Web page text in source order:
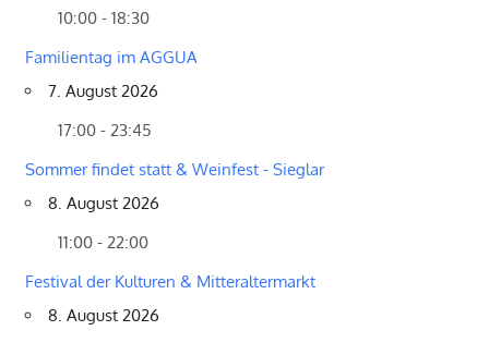
10:00 - 18:30
Familientag im AGGUA
7. August 2026
17:00 - 23:45
Sommer findet statt & Weinfest - Sieglar
8. August 2026
11:00 - 22:00
Festival der Kulturen & Mitteraltermarkt
8. August 2026